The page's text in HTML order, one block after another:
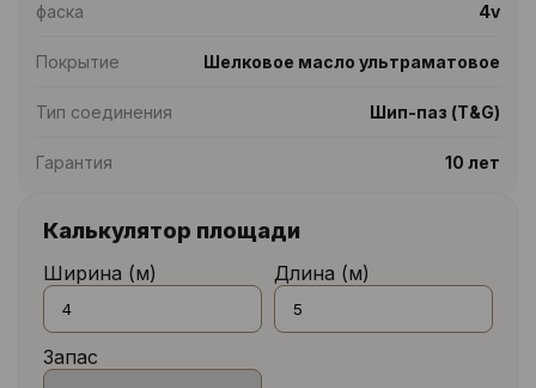
фаска 4v
Покрытие Шелковое масло ультраматовое
Тип соединения Шип-паз (T&G)
Гарантия 10 лет
Калькулятор площади
Ширина (м) Длина (м)
Запас